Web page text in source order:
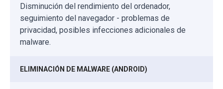
Disminución del rendimiento del ordenador,
seguimiento del navegador - problemas de
privacidad, posibles infecciones adicionales de
malware.
ELIMINACIÓN DE MALWARE (ANDROID)